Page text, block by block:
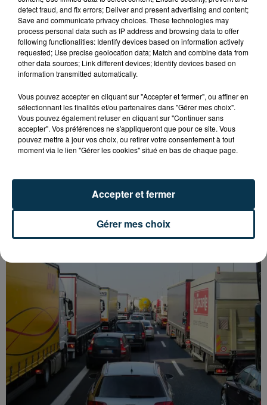
L’ASSE RÉDUIT FACE À SOCHAUX, UNE
PREMIÈRE VICTOIRE POUR NOS VERTS ?
detect fraud, and fix errors; Deliver and present advertising and content;
Save and communicate privacy choices. These technologies may
process personal data such as IP address and browsing data to offer
following functionalities: Identify devices based on information actively
requested; Use precise geolocation data; Match and combine data from
other data sources; Link different devices; Identify devices based on
information transmitted automatically.
Vous pouvez accepter en cliquant sur "Accepter et fermer", ou affiner en
sélectionnant les finalités et/ou partenaires dans "Gérer mes choix".
Vous pouvez également refuser en cliquant sur "Continuer sans
accepter". Vos préférences ne s'appliqueront que pour ce site. Vous
pouvez mettre à jour vos choix, ou retirer votre consentement à tout
moment via le lien "Gérer les cookies" situé en bas de chaque page.
Gérer mes choix
Accepter et fermer